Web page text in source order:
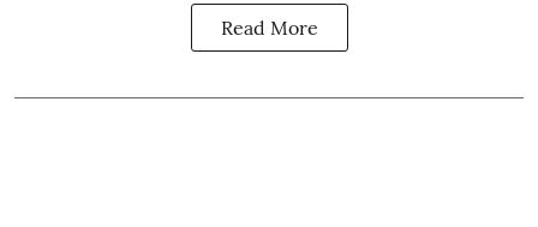
Read More